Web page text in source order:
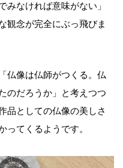
みなければ意味がない」
観念が完全にぶっ飛びま
仏像は仏師がつくる。仏
のだろうか」と考えつつ
品としての仏像の美しさ
ってくるようです。